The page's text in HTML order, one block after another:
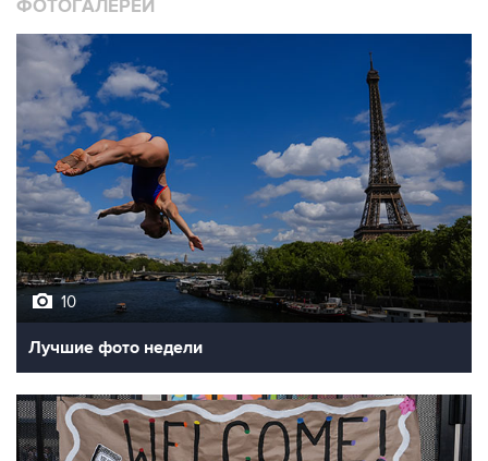
ФОТОГАЛЕРЕИ
10
Лучшие фото недели